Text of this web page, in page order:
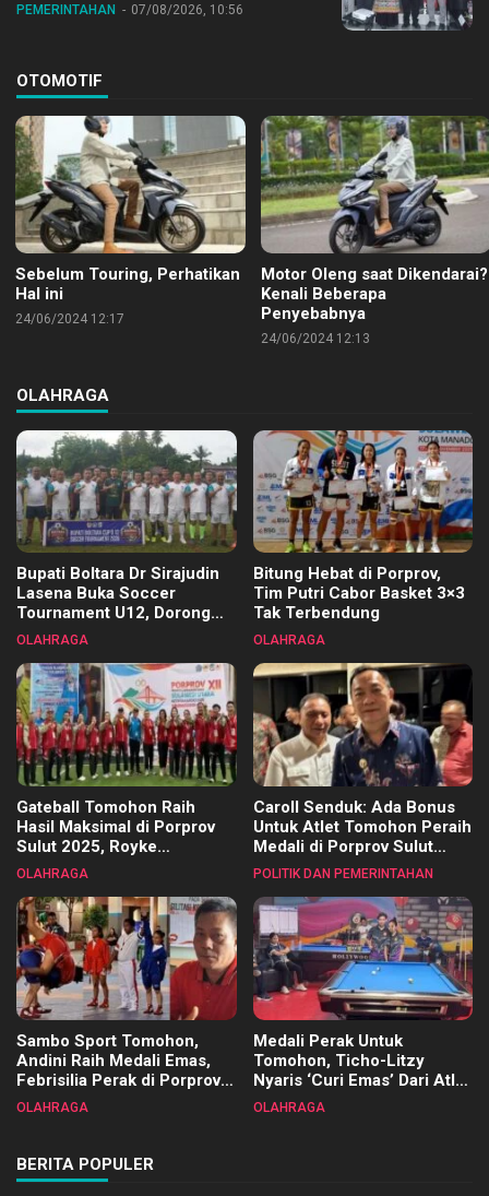
PEMERINTAHAN 07/08/2026, 10:56
OTOMOTIF
Sebelum Touring, Perhatikan
Hal ini
24/06/2024 12:17
Motor Oleng saat Dikendarai?
Kenali Beberapa
Penyebabnya
24/06/2024 12:13
OLAHRAGA
Bupati Boltara Dr Sirajudin
Lasena Buka Soccer
Tournament U12, Dorong
Pembinaan Merata di Setiap
OLAHRAGA
Bitung Hebat di Porprov,
Tim Putri Cabor Basket 3×3
Tak Terbendung
OLAHRAGA
Gateball Tomohon Raih
Hasil Maksimal di Porprov
Sulut 2025, Royke
Tangkawarouw Ucapkan
OLAHRAGA
Caroll Senduk: Ada Bonus
Untuk Atlet Tomohon Peraih
Medali di Porprov Sulut
2025
POLITIK DAN PEMERINTAHAN
Sambo Sport Tomohon,
Andini Raih Medali Emas,
Febrisilia Perak di Porprov
Sulut 2025
OLAHRAGA
Medali Perak Untuk
Tomohon, Ticho-Litzy
Nyaris ‘Curi Emas’ Dari Atlet
Biliar PON di Porprov Sulut
OLAHRAGA
BERITA POPULER